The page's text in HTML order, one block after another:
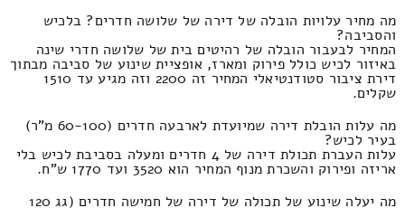
מה מחיר עלויות הובלה של דירה של שלושה חדרים? בלכיש
והסביבה?
המחיר לבעבור הובלה של רהיטים בית של שלושה חדרי שינה
באיזור לכיש כולל פירוק ומארז, אופציית שינוע של סביבה מבתוך
דירת ציבור סטודנטיאלי המחיר זה 2200 וזה מגיע עד 1510
שקלים.
מה עלות הובלת דירה שמיועדת לארבעה חדרים (60-100 מ"ר)
בעיר לכיש?
עלות העברת תכולת דירה של 4 חדרים ומעלה בסביבת לכיש בלי
אריזה ופירוק והשכרת מנוף המחיר הוא 3520 ועד 1770 ש"ח.
מה יעלה שינוע של תכולה של דירה של חמישה חדרים (גג 120